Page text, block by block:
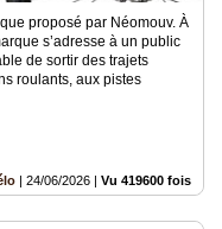
proposé par Néomouv. À
s’adresse à un public
de sortir des trajets
roulants, aux pistes
| 24/06/2026 | Vu 419600 fois